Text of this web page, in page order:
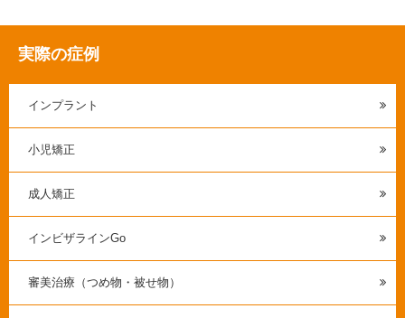
実際の症例
インプラント
小児矯正
成人矯正
インビザラインGo
審美治療（つめ物・被せ物）